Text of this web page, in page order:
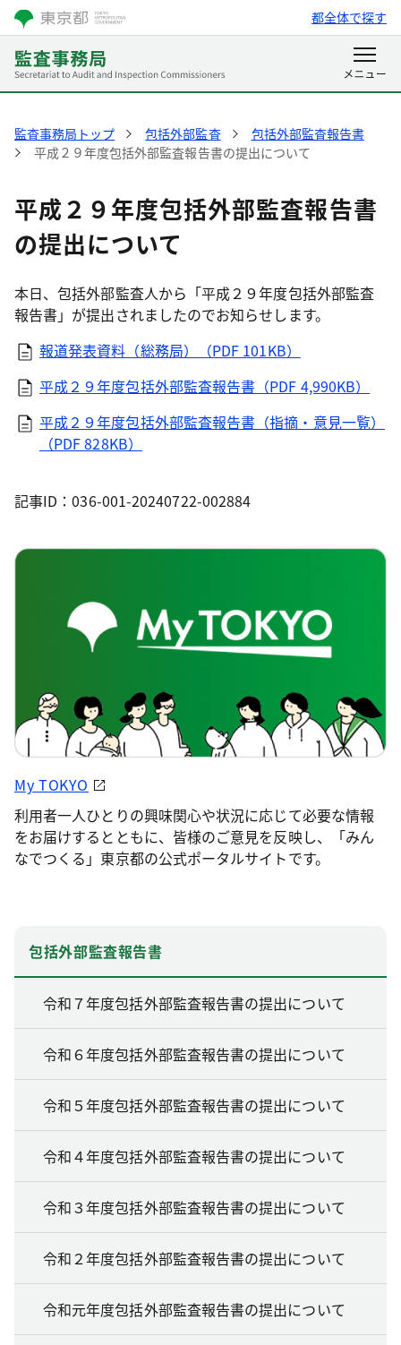
都全体で探す
監査事務局トップ 包括外部監査
包括外部監査報告書
平成２９年度包括外部監査報告書の提出について
平成２９年度包括外部監査報告書
の提出について
本日、包括外部監査人から「平成２９年度包括外部監査
報告書」が提出されましたのでお知らせします。
報道発表資料（総務局）（PDF 101KB）
平成２９年度包括外部監査報告書（PDF 4,990KB）
平成２９年度包括外部監査報告書（指摘・意見一覧）
（PDF 828KB）
記事ID：036-001-20240722-002884
My TOKYO
利用者一人ひとりの興味関心や状況に応じて必要な情報
をお届けするとともに、皆様のご意見を反映し、「みん
なでつくる」東京都の公式ポータルサイトです。
包括外部監査報告書
令和７年度包括外部監査報告書の提出について
令和６年度包括外部監査報告書の提出について
令和５年度包括外部監査報告書の提出について
令和４年度包括外部監査報告書の提出について
令和３年度包括外部監査報告書の提出について
令和２年度包括外部監査報告書の提出について
令和元年度包括外部監査報告書の提出について